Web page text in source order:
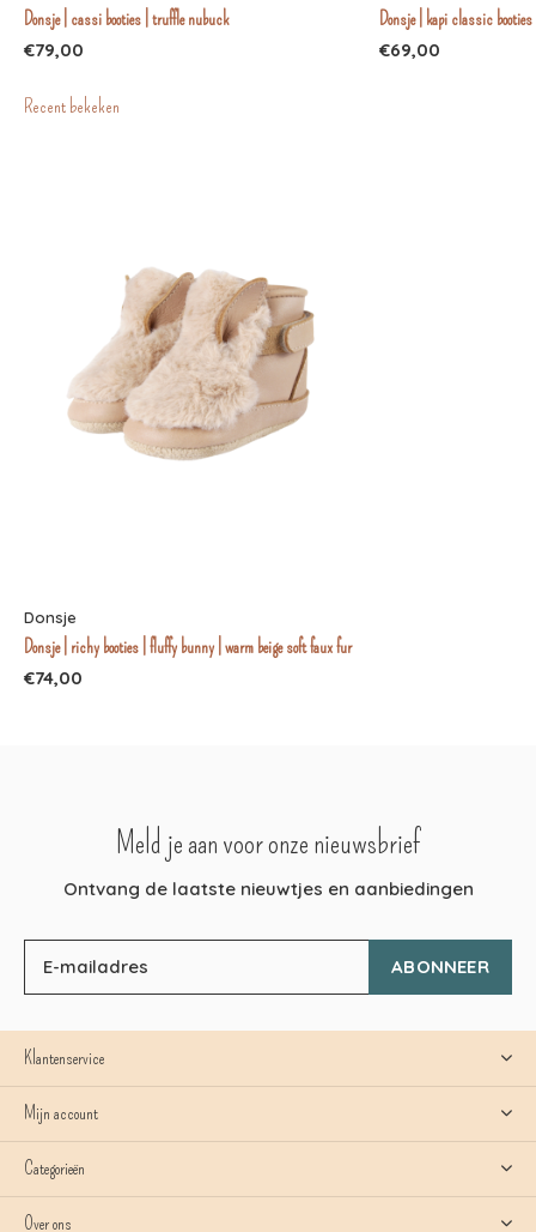
Donsje | cassi booties | truffle nubuck
€79,00
Donsje | kapi classic
€69,00
Recent bekeken
Donsje
Donsje | richy booties | fluffy bunny | warm beige soft faux fur
€74,00
Meld je aan voor onze nieuwsbrief
Ontvang de laatste nieuwtjes en aanbiedingen
ABONNEER
Klantenservice
Mijn account
Categorieën
Over ons